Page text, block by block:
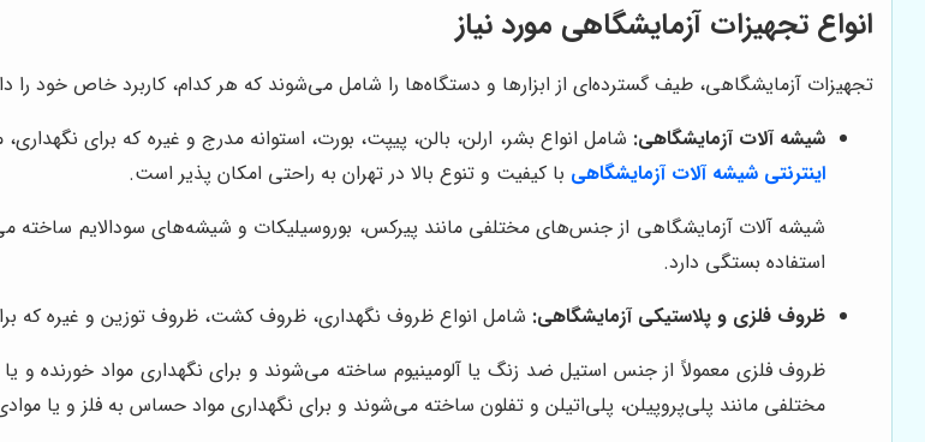
انواع تجهیزات آزمایشگاهی مورد نیاز
تجهیزات آزمایشگاهی، طیف گسترده‌ای از ابزارها و دستگاه‌ها را شامل می‌شوند که هر کدام، کاربرد خاص خود را
شیشه آلات آزمایشگاهی: شامل انواع بشر، ارلن، بالن، پیپت، بورت، استوانه مدرج و غیره که برای
اینترنتی شیشه آلات آزمایشگاهی با کیفیت و تنوع بالا در تهران به راحتی امکان پذیر است.
شیشه آلات آزمایشگاهی از جنس‌های مختلفی مانند پیرکس، بوروسیلیکات و شیشه‌های سودالایم ساخته
استفاده بستگی دارد.
ظروف فلزی و پلاستیکی آزمایشگاهی: شامل انواع ظروف نگهداری، ظروف کشت، ظروف توزین و غیره که
ظروف فلزی معمولاً از جنس استیل ضد زنگ یا آلومینیوم ساخته می‌شوند و برای نگهداری مواد خورنده و
مختلفی مانند پلی‌پروپیلن، پلی‌اتیلن و تفلون ساخته می‌شوند و برای نگهداری مواد حساس به فلز و یا